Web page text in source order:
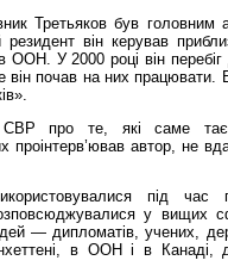
Третьяков був
резидент він керував
ООН. У 2000 році він
він почав на них працювати.
про те, які саме
проінтерв’ював автор, не
під час
у
— дипломатів, учених,
в ООН і в Канаді,